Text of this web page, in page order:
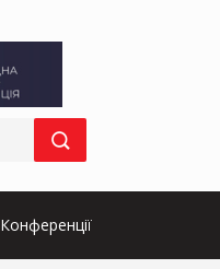
Конференції